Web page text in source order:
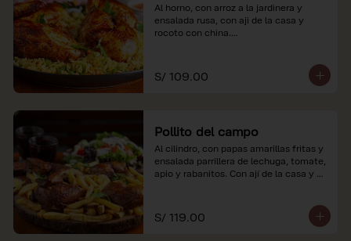
Al horno, con arroz a la jardinera y
ensalada rusa, con aji de la casa y
rocoto con china.
soles e incluyen impuestos de ley y
recargo al consumo.
S/ 109.00
Pollito del campo
Al cilindro, con papas amarillas fritas y
ensalada parrillera de lechuga, tomate,
apio y rabanitos. Con ají de la casa y
*Nuestros precios están expresados en
soles e incluyen impuestos de ley y
S/ 119.00